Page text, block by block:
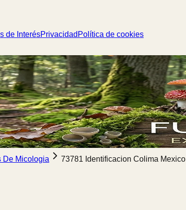
de InterésPrivacidad Política de cookies
De Micologia
73781 Identificacion Colima Mexico